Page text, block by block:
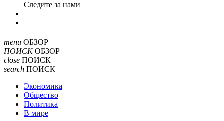
Cледите за нами
menu ОБЗОР
ПОИСК ОБЗОР
close ПОИСК
search ПОИСК
Экономика
Общество
Политика
В мире